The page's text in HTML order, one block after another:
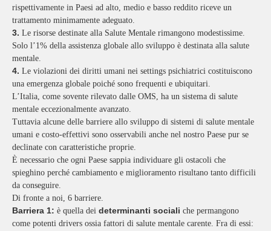
rispettivamente in Paesi ad alto, medio e basso reddito riceve un
trattamento minimamente adeguato.
3. Le risorse destinate alla Salute Mentale rimangono modestissime.
Solo l’1% della assistenza globale allo sviluppo è destinata alla salute
mentale.
4. Le violazioni dei diritti umani nei settings psichiatrici costituiscono
una emergenza globale poiché sono frequenti e ubiquitari.
L’Italia, come sovente rilevato dalle OMS, ha un sistema di salute
mentale eccezionalmente avanzato.
Tuttavia alcune delle barriere allo sviluppo di sistemi di salute mentale
umani e costo-effettivi sono osservabili anche nel nostro Paese pur se
declinate con caratteristiche proprie.
È necessario che ogni Paese sappia individuare gli ostacoli che
spieghino perché cambiamento e miglioramento risultano tanto difficili
da conseguire.
Di fronte a noi, 6 barriere.
Barriera 1: è quella dei determinanti sociali che permangono
come potenti drivers ossia fattori di salute mentale carente. Fra di essi: